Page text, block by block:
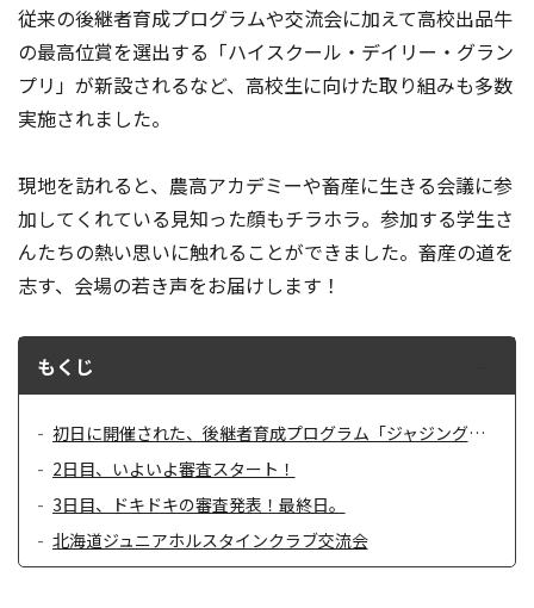
従来の後継者育成プログラムや交流会に加えて高校出品牛
の最高位賞を選出する「ハイスクール・デイリー・グラン
プリ」が新設されるなど、高校生に向けた取り組みも多数
実施されました。
現地を訪れると、農高アカデミーや畜産に生きる会議に参
加してくれている見知った顔もチラホラ。参加する学生さ
んたちの熱い思いに触れることができました。畜産の道を
志す、会場の若き声をお届けします！
もくじ
初日に開催された、後継者育成プログラム「ジャジング＆リードマンスクール」
2日目、いよいよ審査スタート！
3日目、ドキドキの審査発表！最終日。
北海道ジュニアホルスタインクラブ交流会